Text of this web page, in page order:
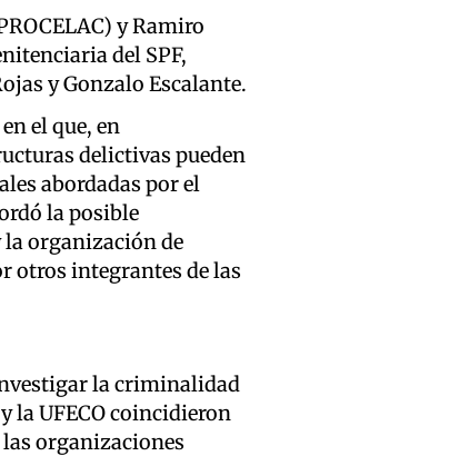
y Ramiro
del SPF,
y Gonzalo Escalante.
el que, en
delictivas pueden
abordadas por el
la posible
organización de
otros integrantes de las
la criminalidad
la UFECO coincidieron
organizaciones